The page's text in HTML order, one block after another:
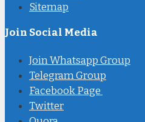
Sitemap
Join Social Media
Join Whatsapp Group
Telegram Group
Facebook Page
Twitter